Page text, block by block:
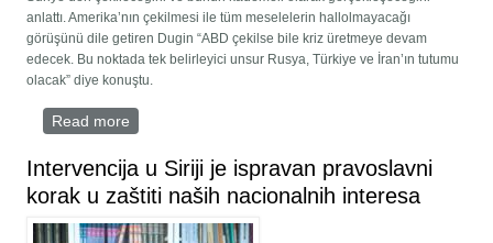
anlattı. Amerika’nın çekilmesi ile tüm meselelerin hallolmayacağı
görüşünü dile getiren Dugin “ABD çekilse bile kriz üretmeye devam
edecek. Bu noktada tek belirleyici unsur Rusya, Türkiye ve İran’ın tutumu
olacak” diye konuştu.
Read more
Intervencija u Siriji je ispravan pravoslavni
korak u zaštiti naših nacionalnih interesa